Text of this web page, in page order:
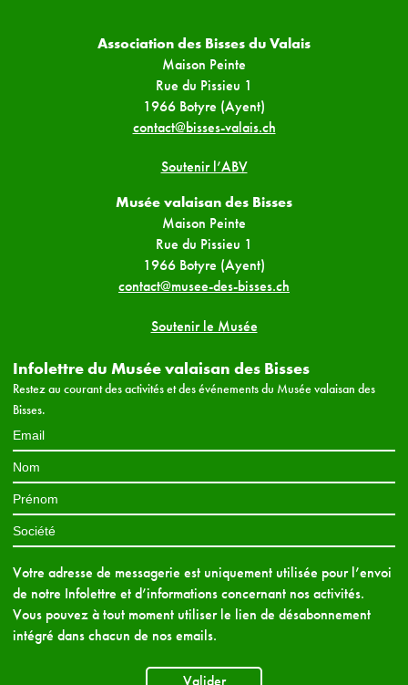
Association des Bisses du Valais
Maison Peinte
Rue du Pissieu 1
1966 Botyre (Ayent)
contact@bisses-valais.ch
Soutenir l’ABV
Musée valaisan des Bisses
Maison Peinte
Rue du Pissieu 1
1966 Botyre (Ayent)
contact@musee-des-bisses.ch
Soutenir le Musée
Infolettre du Musée valaisan des Bisses
Restez au courant des activités et des événements du Musée valaisan des
Bisses.
Votre adresse de messagerie est uniquement utilisée pour l’envoi
de notre Infolettre et d’informations concernant nos activités.
Vous pouvez à tout moment utiliser le lien de désabonnement
intégré dans chacun de nos emails.